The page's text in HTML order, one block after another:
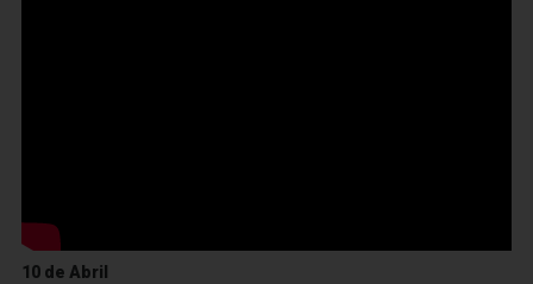
10 de Abril